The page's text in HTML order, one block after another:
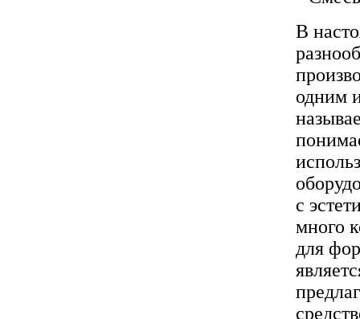
В
одним
с
много
для